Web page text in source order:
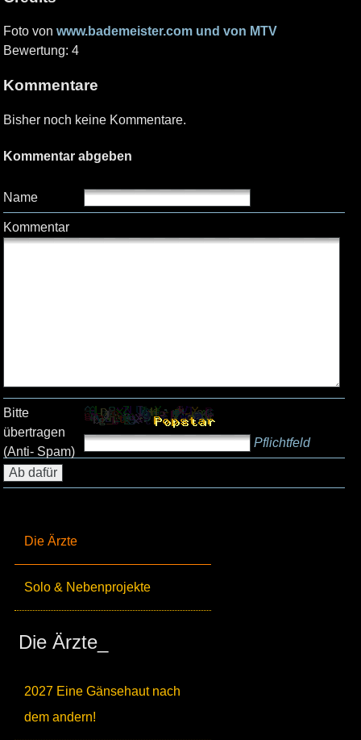
Die Ärzte
Solo & Nebenprojekte
Die Ärzte_
2027 Eine Gänsehaut nach
dem andern!
Foto von www.bademeister.com und von MTV
Bewertung: 4
Kommentare
Bisher noch keine Kommentare.
Kommentar abgeben
Name
Kommentar
Bitte
übertragen
(Anti- Spam)
Pflichtfeld